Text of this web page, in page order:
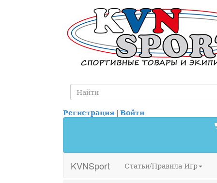
Регистрация | Войти
KVNSport Статьи/Правила Игр